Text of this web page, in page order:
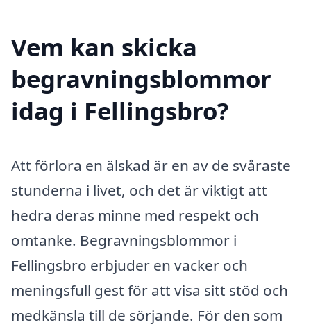
Vem kan skicka
begravningsblommor
idag i Fellingsbro?
Att förlora en älskad är en av de svåraste
stunderna i livet, och det är viktigt att
hedra deras minne med respekt och
omtanke. Begravningsblommor i
Fellingsbro erbjuder en vacker och
meningsfull gest för att visa sitt stöd och
medkänsla till de sörjande. För den som